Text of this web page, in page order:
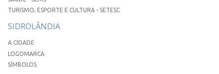
TURISMO, ESPORTE E CULTURA - SETESC
SIDROLÂNDIA
A CIDADE
LOGOMARCA
SÍMBOLOS